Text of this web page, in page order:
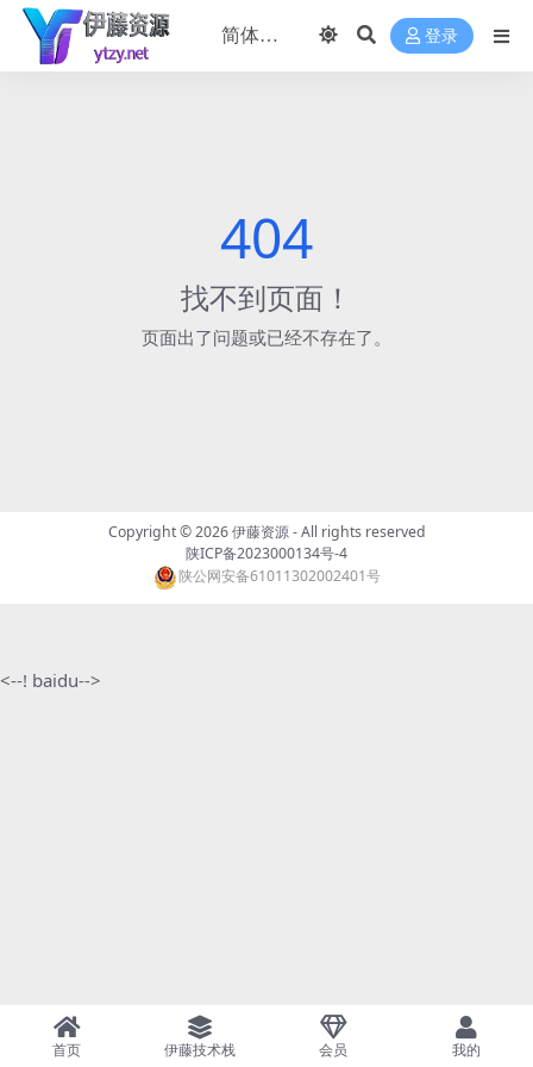
登录
404
找不到页面！
页面出了问题或已经不存在了。
Copyright © 2026伊藤资源- All rights reserved
陕ICP备2023000134号-4
陕公网安备61011302002401号
首页 伊藤技术栈 会员 我的
<--! baidu-->